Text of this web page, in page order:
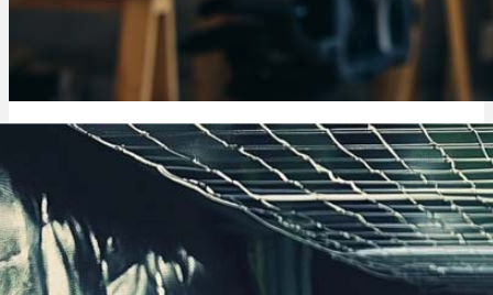
THC Pflaster: wie wirkt es, Dosierung & Erfahrungen